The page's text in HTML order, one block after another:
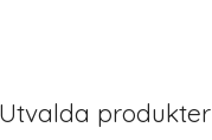
Utvalda produkter